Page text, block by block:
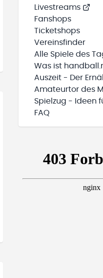
Livestreams
Fanshops
Ticketshops
Vereinsfinder
Alle Spiele des
Was ist
Auszeit - Der
Amateurtor des
Spielzug - Ideen
FAQ